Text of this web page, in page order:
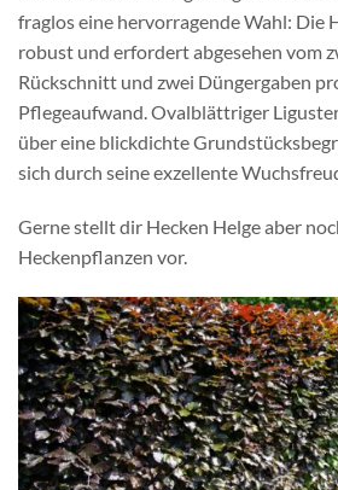
fraglos eine hervorragende Wahl: Die
robust und erfordert abgesehen vom
Rückschnitt und zwei Düngergaben
Pflegeaufwand. Ovalblättriger
über eine blickdichte
sich durch seine exzellente
Gerne stellt dir Hecken Helge aber
Heckenpflanzen vor.